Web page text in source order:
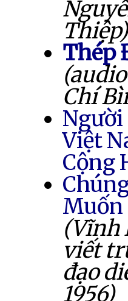
Thiệp)
Thép
Chí
Việt
Cộng
Muốn
(Vĩnh
viết
đạo
1956)